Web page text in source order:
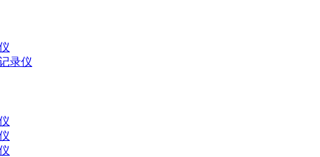
录仪